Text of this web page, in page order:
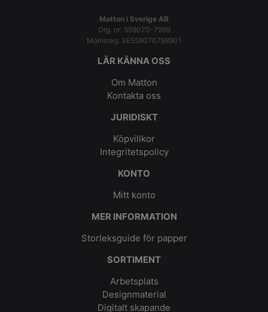
Matton i Sverige AB
Org. nr: 559070-7989
Momsreg: SE559070798901
LÄR KÄNNA OSS
Om Matton
Kontakta oss
JURIDISKT
Köpvillkor
Integritetspolicy
KONTO
Mitt konto
MER INFORMATION
Storleksguide för papper
SORTIMENT
Arbetsplats
Designmaterial
Digitalt skapande